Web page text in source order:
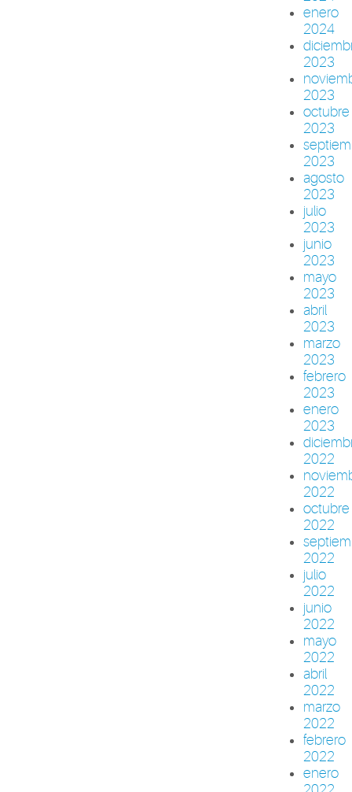
enero
2024
2023
2023
octubre
2023
2023
agosto
2023
julio
2023
junio
2023
mayo
2023
abril
2023
marzo
2023
febrero
2023
enero
2023
2022
2022
octubre
2022
2022
julio
2022
junio
2022
mayo
2022
abril
2022
marzo
2022
febrero
2022
enero